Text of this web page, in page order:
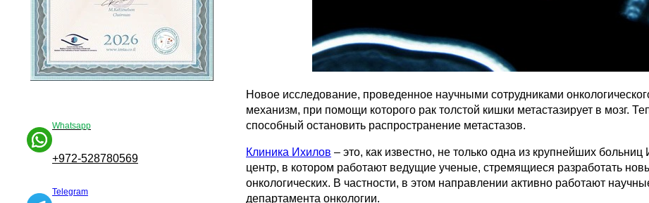
Whatsapp
+972-528780569
Telegram
Новое исследование, проведенное научными сотрудниками
механизм, при помощи которого рак толстой кишки метастазирует в мозг.
способный остановить распространение метастазов.
Клиника Ихилов – это, как известно, не только одна из крупнейших
центр, в котором работают ведущие ученые, стремящиеся разработать
онкологических. В частности, в этом направлении активно работают
департамента онкологии.